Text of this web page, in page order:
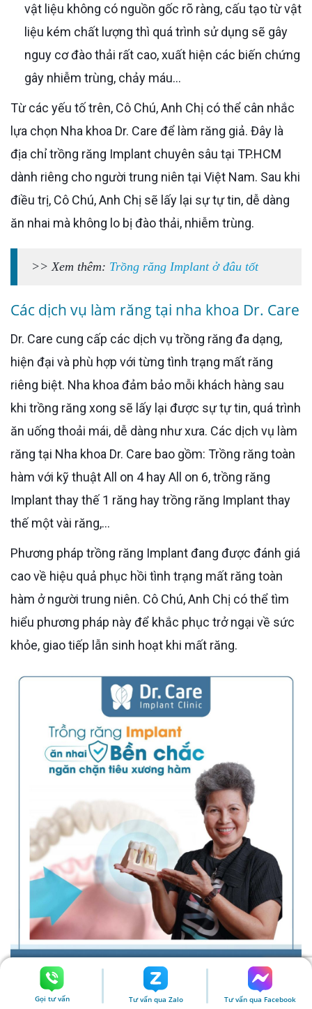
vật liệu không có nguồn gốc rõ ràng, cấu tạo từ vật
liệu kém chất lượng thì quá trình sử dụng sẽ gây
nguy cơ đào thải rất cao, xuất hiện các biến chứng
gây nhiễm trùng, chảy máu…
Từ các yếu tố trên, Cô Chú, Anh Chị có thể cân nhắc
lựa chọn Nha khoa Dr. Care để làm răng giả. Đây là
địa chỉ trồng răng Implant chuyên sâu tại TP.HCM
dành riêng cho người trung niên tại Việt Nam. Sau khi
điều trị, Cô Chú, Anh Chị sẽ lấy lại sự tự tin, dễ dàng
ăn nhai mà không lo bị đào thải, nhiễm trùng.
>> Xem thêm: Trồng răng Implant ở đâu tốt
Các dịch vụ làm răng tại nha khoa Dr. Care
Dr. Care cung cấp các dịch vụ trồng răng đa dạng,
hiện đại và phù hợp với từng tình trạng mất răng
riêng biệt. Nha khoa đảm bảo mỗi khách hàng sau
khi trồng răng xong sẽ lấy lại được sự tự tin, quá trình
ăn uống thoải mái, dễ dàng như xưa. Các dịch vụ làm
răng tại Nha khoa Dr. Care bao gồm: Trồng răng toàn
hàm với kỹ thuật All on 4 hay All on 6, trồng răng
Implant thay thế 1 răng hay trồng răng Implant thay
thế một vài răng,...
Phương pháp trồng răng Implant đang được đánh giá
cao về hiệu quả phục hồi tình trạng mất răng toàn
hàm ở người trung niên. Cô Chú, Anh Chị có thể tìm
hiểu phương pháp này để khắc phục trở ngại về sức
khỏe, giao tiếp lẫn sinh hoạt khi mất răng.
Dr. Care cung cấp các dịch vụ trồng răng Implant hiện
đại và phù hợp với từng tình trạng mất răng riêng biệt
Gọi tư vấn Tư vấn qua Zalo Tư vấn qua Facebook